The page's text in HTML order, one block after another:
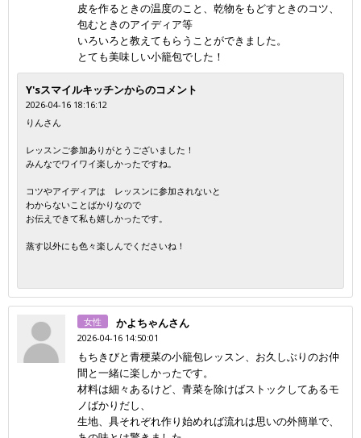
皮を作るときの温度のこと、乾物をもどすときのコツ、
包むときのアイディア等
いろいろと教えてもらうことができました。
とても美味しい小籠包でした！
Y'sスマイルキッチンからのコメント
2026-04-16 18:16:12
りんさん
レッスンご参加ありがとうございました！
みんなでワイワイ楽しかったですね。
コツやアイディアは レッスンに参加されないと
わからないことばかりなので
お伝えできて私も嬉しかったです。
蒸す以外にも色々楽しんでくださいね！
女性 かよちゃんさん
2026-04-16 14:50:01
もちきびと青梗菜の小籠包レッスン、お久しぶりのお仲
間と一緒に楽しかったです。
材料は細々あるけど、青菜を除けばストックしてあるモ
ノばかりだし、
生地、具それぞれ作り始めれば流れは思いの外簡単で、